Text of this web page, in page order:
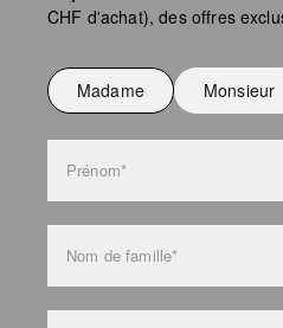
Ne pas repasser
CHF d'achat), des offres
Madame Monsieur
Prénom*
Nom de famille*